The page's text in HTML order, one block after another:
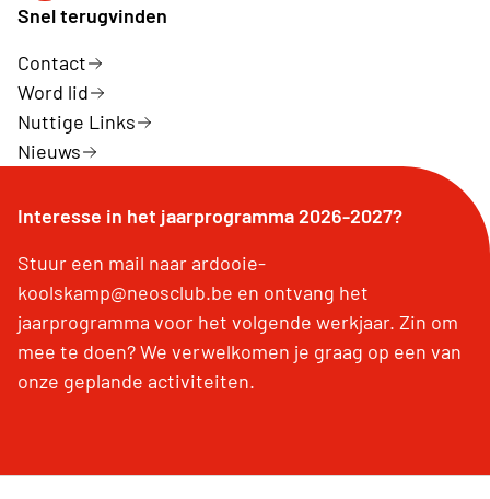
Snel terugvinden
Contact
Word lid
Nuttige Links
Nieuws
Interesse in het jaarprogramma 2026-2027?
Stuur een mail naar ardooie-
koolskamp@neosclub.be en ontvang het
jaarprogramma voor het volgende werkjaar. Zin om
mee te doen? We verwelkomen je graag op een van
onze geplande activiteiten.